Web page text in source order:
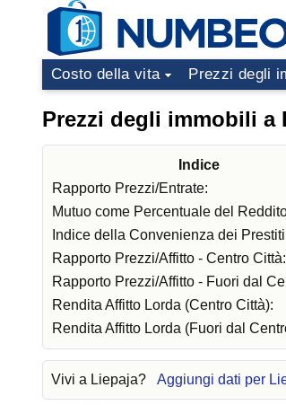
Costo della vita Prezzi degli
Prezzi degli immobili a
Indice
Rapporto Prezzi/Entrate:
Mutuo come Percentuale del
Indice della Convenienza dei
Rapporto Prezzi/Affitto - Centro Città:
Rapporto Prezzi/Affitto - Fuori dal
Rendita Affitto Lorda (Centro Città):
Rendita Affitto Lorda (Fuori dal
Vivi a Liepaja? Aggiungi dati per